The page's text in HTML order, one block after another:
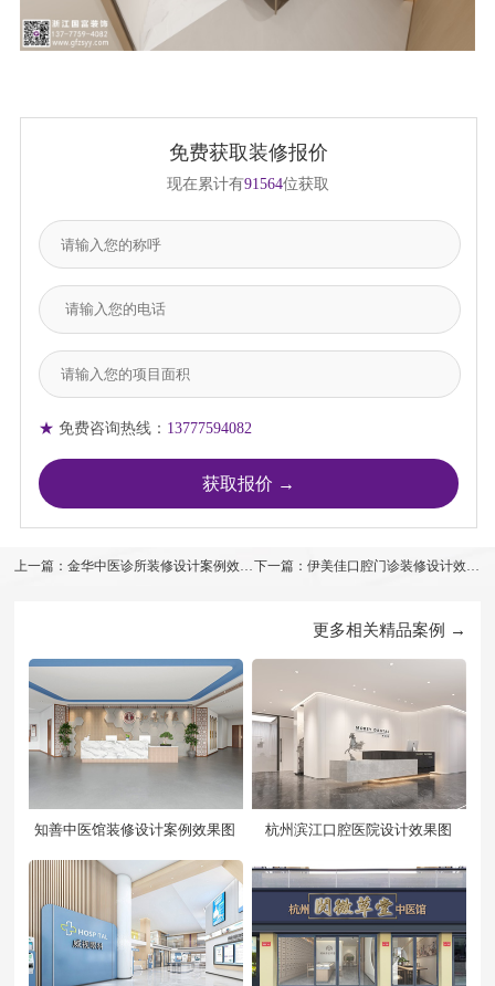
免费获取装修报价
现在累计有91564位获取
★免费咨询热线： 13777594082
上一篇：金华中医诊所装修设计案例效果下一篇：伊美佳口腔门诊装修设计效果
更多相关精品案例 →
知善中医馆装修设计案例效果图 杭州滨江口腔医院设计效果图